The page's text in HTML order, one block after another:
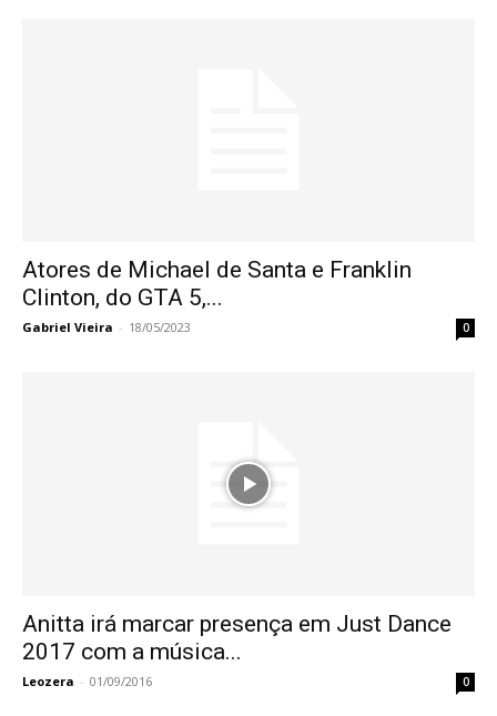
Atores de Michael de Santa e Franklin
Clinton, do GTA 5,...
Gabriel Vieira - 18/05/2023 0
Anitta irá marcar presença em Just Dance
2017 com a música...
Leozera - 01/09/2016 0